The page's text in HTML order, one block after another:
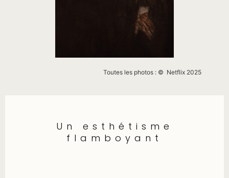
Toutes les photos : © Netflix 2025
Un esthétisme
flamboyant